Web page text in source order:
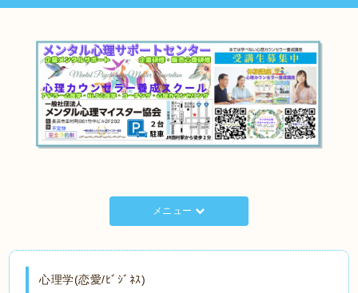
メニュー
心理学(恋愛/ﾋﾞｼﾞﾈｽ)